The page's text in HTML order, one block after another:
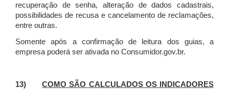
recuperação de senha, alteração de dados cadastrais,
possibilidades de recusa e cancelamento de reclamações,
entre outras.
Somente após a confirmação de leitura dos guias, a
empresa poderá ser ativada no Consumidor.gov.br.
13)COMO SÃO CALCULADOS OS INDICADORES